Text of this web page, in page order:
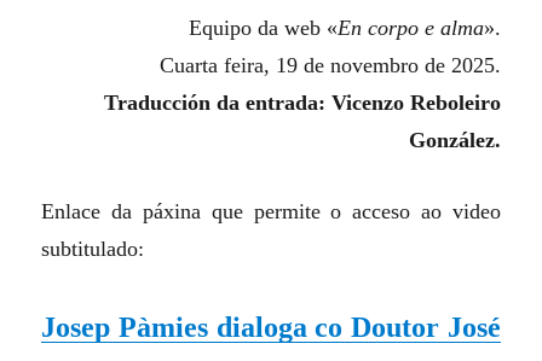
Equipo da web «En corpo e alma».
Cuarta feira, 19 de novembro de 2025.
Traducción da entrada: Vicenzo Reboleiro
González.
Enlace da páxina que permite o acceso ao video
subtitulado:
Josep Pàmies dialoga co Doutor José